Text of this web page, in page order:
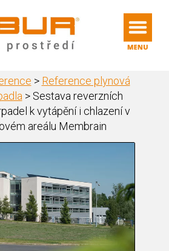
> Reference plynová
> Sestava reverzních
k vytápění i chlazení v
areálu Membrain